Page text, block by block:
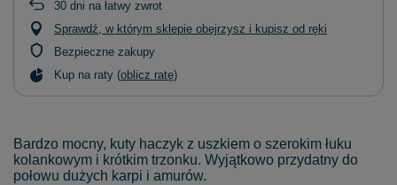
30 dni na łatwy zwrot
Sprawdź, w którym sklepie obejrzysz i kupisz od ręki
Bezpieczne zakupy
Kup na raty (oblicz ratę)
Bardzo mocny, kuty haczyk z uszkiem o szerokim łuku
kolankowym i krótkim trzonku. Wyjątkowo przydatny do
połowu dużych karpi i amurów.